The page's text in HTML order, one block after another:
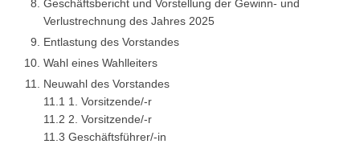
Geschäftsbericht und Vorstellung der Gewinn- und
Verlustrechnung des Jahres 2025
Entlastung des Vorstandes
Wahl eines Wahlleiters
Neuwahl des Vorstandes
11.1 1. Vorsitzende/-r
11.2 2. Vorsitzende/-r
11.3 Geschäftsführer/-in